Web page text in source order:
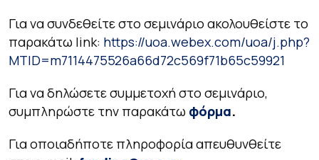
Για να συνδεθείτε στο σεμινάριο ακολουθείστε το
παρακάτω link: https://uoa.webex.com/uoa/j.php?
MTID=m7114475526a66d72c569f71b65c59921
Για να δηλώσετε συμμετοχή στο σεμινάριο,
συμπληρώστε την παρακάτω φόρμα.
Για οποιαδήποτε πληροφορία απευθυνθείτε